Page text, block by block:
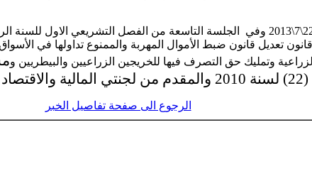
صوت مجلس النواب بتاريخ 22\7\2013 وفي الجلسة التاسعة من الفصل التشريعي
وتمليك حق التصرف فيها للخريجين الزراعيين والبيطريين و
الرجوع الى صفحة تفاصيل الخبر